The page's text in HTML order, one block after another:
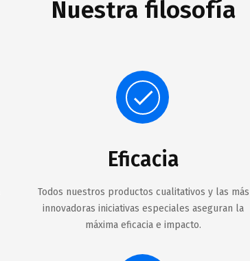
Nuestra filosofía
Eficacia
Todos nuestros productos cualitativos y las más
innovadoras iniciativas especiales aseguran la
máxima eficacia e impacto.